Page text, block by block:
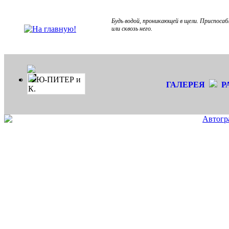
Будь водой, проникающей в щели.
или сквозь него.
Ю-ПИТЕР и
К.
ГАЛЕРЕЯ